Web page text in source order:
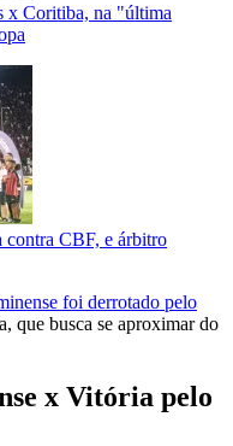
x Coritiba, na "última
contra CBF, e árbitro
foi derrotado pelo
que busca se aproximar do
x Vitória pelo